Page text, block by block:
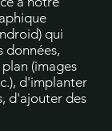
qui
données,
(images
d'implanter
d'ajouter des